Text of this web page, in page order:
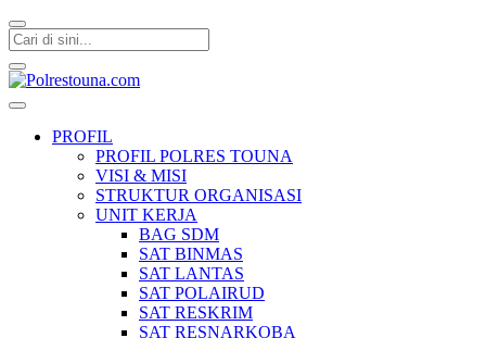
PROFIL
PROFIL POLRES TOUNA
VISI & MISI
STRUKTUR ORGANISASI
UNIT KERJA
BAG SDM
SAT BINMAS
SAT LANTAS
SAT POLAIRUD
SAT RESKRIM
SAT RESNARKOBA